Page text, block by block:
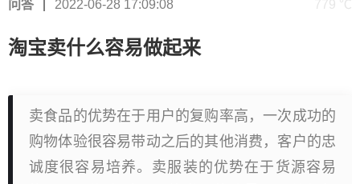
问答 2022-06-28 17:09:08 779 ℃
淘宝卖什么容易做起来
卖食品的优势在于用户的复购率高，一次成功的
购物体验很容易带动之后的其他消费，客户的忠
诚度很容易培养。卖服装的优势在于货源容易